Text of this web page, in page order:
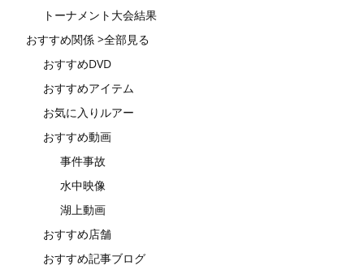
トーナメント大会結果
おすすめ関係 >全部見る
おすすめDVD
おすすめアイテム
お気に入りルアー
おすすめ動画
事件事故
水中映像
湖上動画
おすすめ店舗
おすすめ記事ブログ